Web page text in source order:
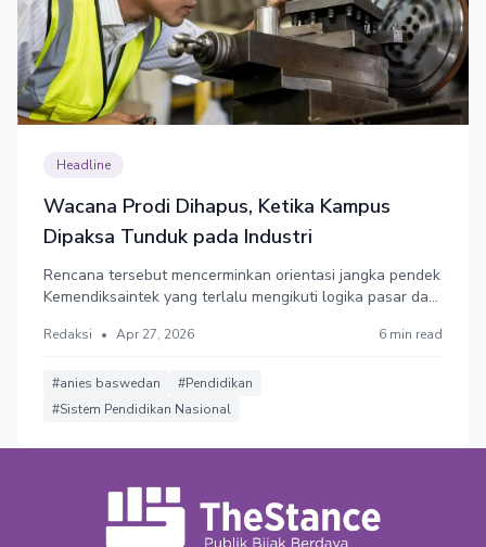
Headline
Wacana Prodi Dihapus, Ketika Kampus
Dipaksa Tunduk pada Industri
Rencana tersebut mencerminkan orientasi jangka pendek
Kemendiksaintek yang terlalu mengikuti logika pasar dan
membentuk keterampilan teknis tetapi merupakan proses
Redaksi • Apr 27, 2026 6 min read
#anies baswedan
#Pendidikan
#Sistem Pendidikan Nasional